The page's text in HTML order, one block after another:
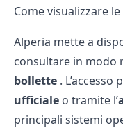
Come visualizzare
Alperia mette a
consultare in modo
bollette . L’accesso
ufficiale o tramite l’
principali sistemi